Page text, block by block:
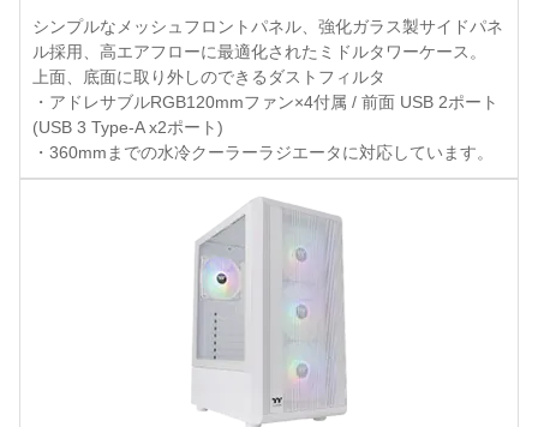
シンプルなメッシュフロントパネル、強化ガラス製サイドパネ
ル採用、高エアフローに最適化されたミドルタワーケース。
上面、底面に取り外しのできるダストフィルタ
・アドレサブルRGB120mmファン×4付属 / 前面 USB 2ポート
(USB 3 Type-A x2ポート)
・360mmまでの水冷クーラーラジエータに対応しています。